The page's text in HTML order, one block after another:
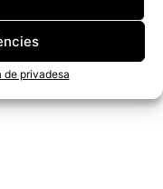
de privadesa